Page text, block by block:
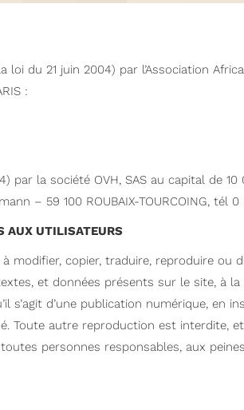
loi du 21 juin 2004) par l’Association
:
par la société OVH, SAS au capital de 10
– 59 100 ROUBAIX-TOURCOING, tél
AUX UTILISATEURS
modifier, copier, traduire, reproduire ou
et données présents sur le site, à la
d’une publication numérique, en
Toute autre reproduction est interdite,
personnes responsables, aux